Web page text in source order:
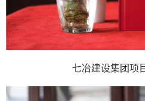
七冶建设集团项